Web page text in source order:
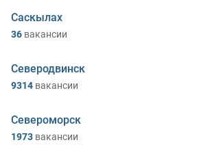
Саскылах
36 вакансии
Северодвинск
9314 вакансии
Североморск
1973 вакансии